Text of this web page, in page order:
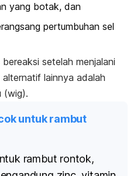
yang botak, dan
pertumbuhan sel
setelah menjalani
lainnya adalah
(wig).
untuk rambut
rambut rontok,